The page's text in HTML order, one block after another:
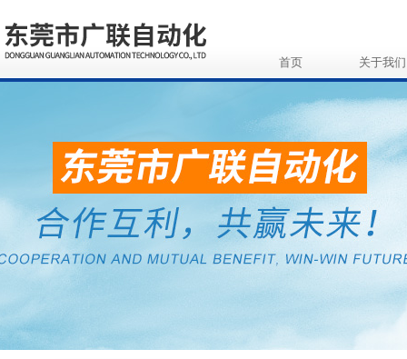
首页 关于我们